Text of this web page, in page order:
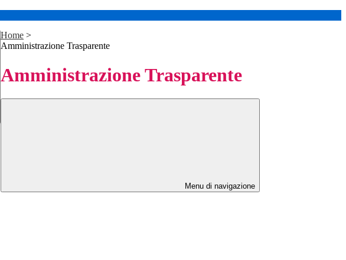
Home >
Amministrazione Trasparente
Amministrazione Trasparente
Menu di navigazione